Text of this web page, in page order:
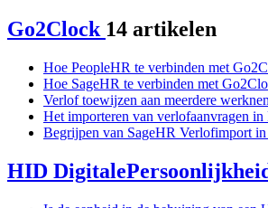
Go2Clock 14 artikelen
Hoe PeopleHR te verbinden met
Hoe SageHR te verbinden met
Verlof toewijzen aan meerdere
Het importeren van verlofaanvragen
Begrijpen van SageHR Verlofimport
HID